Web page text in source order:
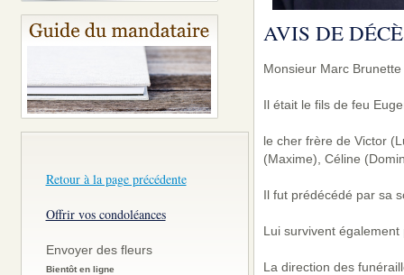
Retour à la page précédente
Offrir vos condoléances
Envoyer des fleurs
Bientôt en ligne
AVIS DE
Monsieur Marc
Il était le fils de feu
le cher frère de Victor
(Maxime), Céline
Il fut prédécédé par sa
Lui survivent
La direction des